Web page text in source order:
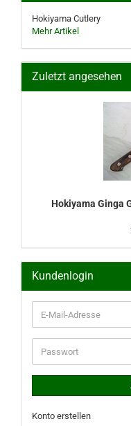
Hokiyama Cutlery
Mehr Artikel
Zuletzt angesehen
Hokiyama Ginga
Kundenlogin
E-
Mail-
Adresse
Passwort
Konto erstellen